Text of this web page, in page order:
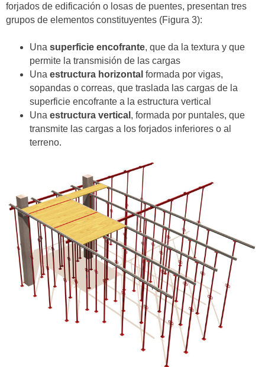
forjados de edificación o losas de puentes, presentan tres
grupos de elementos constituyentes (Figura 3):
Una superficie encofrante, que da la textura y que
permite la transmisión de las cargas
Una estructura horizontal formada por vigas,
sopandas o correas, que traslada las cargas de la
superficie encofrante a la estructura vertical
Una estructura vertical , formada por puntales, que
transmite las cargas a los forjados inferiores o al
terreno.